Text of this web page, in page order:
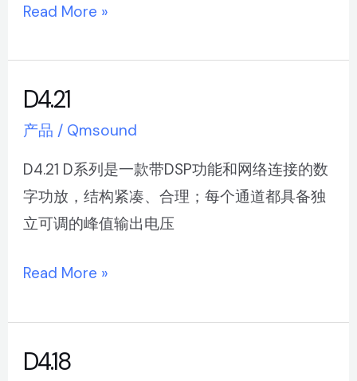
Read More »
D4.21
产品 / Qmsound
D4.21 D系列是一款带DSP功能和网络连接的数
字功放，结构紧凑、合理；每个通道都具备独
立可调的峰值输出电压
D4.21
Read More »
D4.18
D4.18